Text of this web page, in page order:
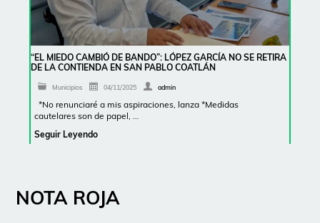
“EL MIEDO CAMBIÓ DE BANDO”: LÓPEZ GARCÍA NO SE RETIRA
DE LA CONTIENDA EN SAN PABLO COATLÁN
Municipios 04/11/2025 admin
*No renunciaré a mis aspiraciones, lanza *Medidas
cautelares son de papel, …
Seguir Leyendo
NOTA ROJA